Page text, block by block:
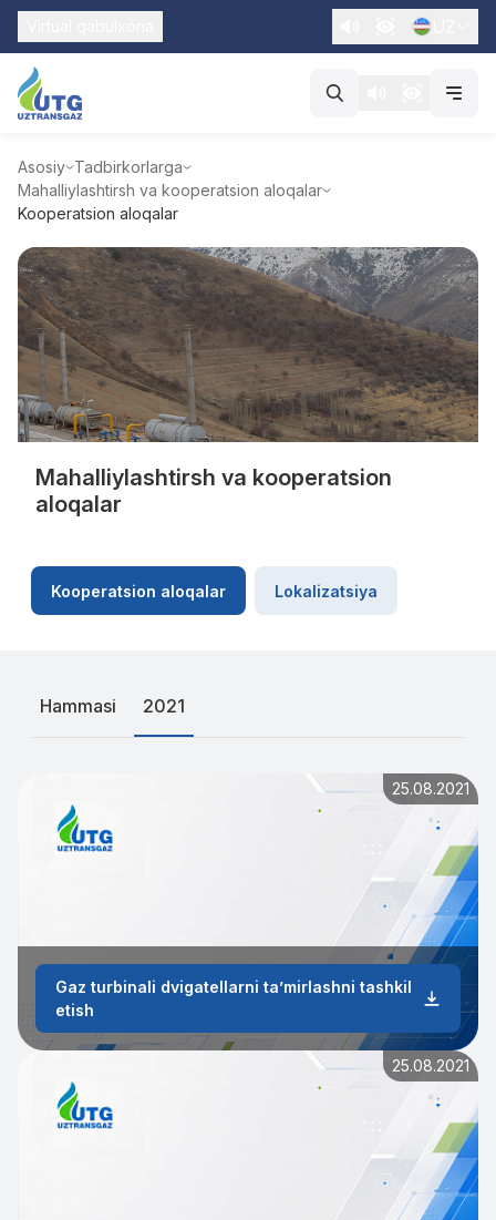
Asosiy Tadbirkorlarga
Mahalliylashtirsh va kooperatsion aloqalar
Kooperatsion aloqalar
Mahalliylashtirsh va kooperatsion
aloqalar
Kooperatsion aloqalar Lokalizatsiya
Hammasi 2021
25.08.2021
Gaz turbinali dvigatellarni ta’mirlashni tashkil
etish
25.08.2021